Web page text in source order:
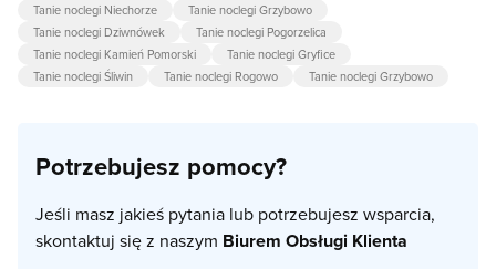
Tanie noclegi Niechorze
Tanie noclegi Grzybowo
Tanie noclegi Dziwnówek
Tanie noclegi Pogorzelica
Tanie noclegi Kamień Pomorski
Tanie noclegi Gryfice
Tanie noclegi Śliwin
Tanie noclegi Rogowo Tanie noclegi Grzybowo
Potrzebujesz pomocy?
Jeśli masz jakieś pytania lub potrzebujesz wsparcia,
skontaktuj się z naszym Biurem Obsługi Klienta